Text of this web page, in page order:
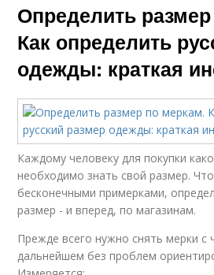
Размеры для мужчин
Ребенок по размеру
Размеры для
мальчиков
Определить
Как определить
одежды: краткая
Каждому человеку для покупки
необходимо знать свой размер.
бесконечными примерками,
размер - и вперед, по магазинам.
Прежде всего нужно снять мерки с
дальнейшем без проблем